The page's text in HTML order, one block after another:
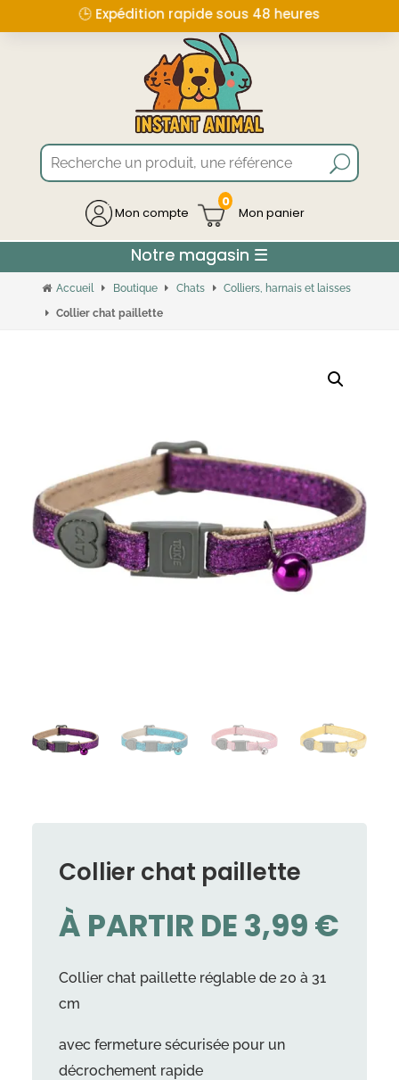
🕒 Expédition rapide sous 48 heures
Mon compte
0
Accueil Boutique Chats
Colliers, harnais et laisses
Collier chat paillette
Collier chat paillette
À PARTIR DE3,99€
Collier chat paillette réglable de 20 à 31
cm
avec fermeture sécurisée pour un
décrochement rapide